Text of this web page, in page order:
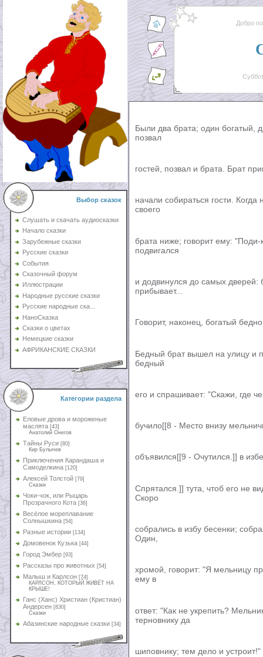
Выбор сказок
Слушать и скачать аудиосказки
Начало сказки
Зарубежные сказки
Русские сказки
События
Сказочный форум
Иллюстрации
Народные русские сказки
Русские народные ска...
НаноСказка
Сказки о цветах
Немецкие сказки
АФРИКАНСКИЕ СКАЗКИ
Категории раздела
Еловые дрова и мороженые
маслята [43]
Анатолий Онегов
Тайны Руси [80]
Кир Булычев
Приключения Карандаша и
Самоделкина [120]
Алексей Толстой [79]
Сказки
Чоки-чок, или Рыцарь
Прозрачного Кота [36]
Весёлое мореплавание
Солнышкина [54]
Разные истории [134]
Домовенок Кузька [44]
Город Эмбер [93]
Рассказы про животных [54]
Малыш и Карлсон [74]
КАРЛСОН, КОТОРЫЙ ЖИВЁТ НА
КРЫШЕ!
Ганс (Ханс) Христиан (Кристиан)
Андерсен [830]
Сказки
Абазинские народные сказки [34]
Добро
Были два брата; один богатый,
позвал
гостей, позвал и брата. Брат
начали собираться гости.
своего
брата ниже; говорит ему:
подвигался
и додвинулся до самых дверей:
прибывает...
Говорит, наконец, богатый
Бедный брат вышел на улицу и
бедный
его и спрашивает: "Скажи, где
бучило[[8 - Место внизу
объявился[[9 - Очутился.]] в
Спрятался.]] тута, чтоб его не
Скоро
собрались в избу бесенки;
Один,
хромой, говорит: "Я мельницу
ему в
ответ: "Как не укрепить?
терновнику да
шиповнику; тем дело и